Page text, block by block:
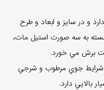
و در سايز و ابعاد و طرح
به سه صورت استيل مات،
برش مي خورد.
شرايط جوي مرطوب و شرجي
بالايي دارد.